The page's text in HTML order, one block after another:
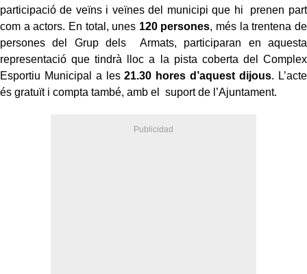
participació de veïns i veïnes del municipi que hi prenen part
com a actors. En total, unes 120 persones, més la trentena de
persones del Grup dels Armats, participaran en aquesta
representació que tindrà lloc a la pista coberta del Complex
Esportiu Municipal a les21.30 hores d’aquest dijous. L’acte
és gratuït i compta també, amb el suport de l’Ajuntament.